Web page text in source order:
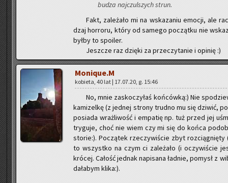
bu­dza naj­czul­szych strun.
Fakt, za­le­ża­ło mi na wska­za­niu emo­cji, ale
dzaj hor­ro­ru, który od sa­me­go po­cząt­ku nie
byłby to spo­iler.
Jesz­cze raz dzię­ki za prze­czy­ta­nie i opi­nię :)
Mo­ni­que.M
ko­bie­ta, 40 lat | 17.07.20, g. 15:46
No, mnie za­sko­czy­łaś koń­ców­ką:) Nie
ka­mi­zel­kę (z jed­nej stro­ny trud­no mu się dzi­wić,
po­sia­da wraż­li­wość i em­pa­tię np. tuż przed jej
try­gu­je, choć nie wiem czy mi się do końca
sto­rie:). Po­czą­tek rze­czy­wi­ście zbyt roz­cią­gnię­ty
to wszyst­ko na czym ci za­le­ża­ło (i oczy­wi­ście
kró­cej. Ca­łość jed­nak na­pi­sa­na ład­nie, po­mysł z
da­ła­bym klika:).